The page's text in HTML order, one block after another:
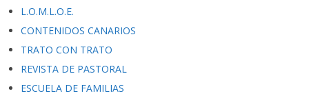
L.O.M.L.O.E.
CONTENIDOS CANARIOS
TRATO CON TRATO
REVISTA DE PASTORAL
ESCUELA DE FAMILIAS